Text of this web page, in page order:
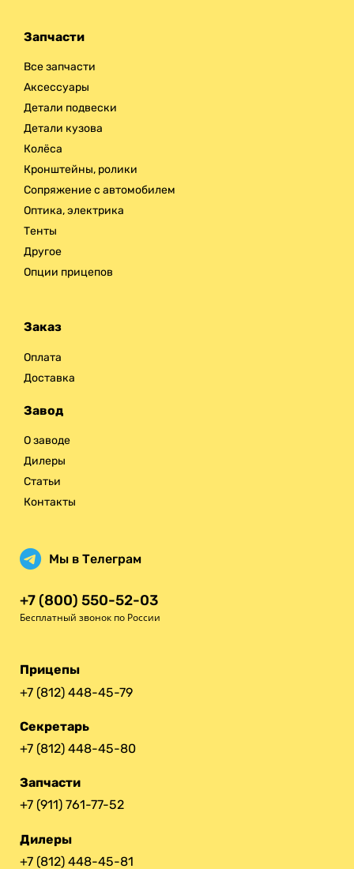
Запчасти
Все запчасти
Аксессуары
Детали подвески
Детали кузова
Колёса
Кронштейны, ролики
Сопряжение с автомобилем
Оптика, электрика
Тенты
Другое
Опции прицепов
Заказ
Оплата
Доставка
Завод
О заводе
Дилеры
Статьи
Контакты
Мы в Телеграм
+7 (800) 550-52-03
Бесплатный звонок по России
Прицепы
+7 (812) 448-45-79
Секретарь
+7 (812) 448-45-80
Запчасти
+7 (911) 761-77-52
Дилеры
+7 (812) 448-45-81